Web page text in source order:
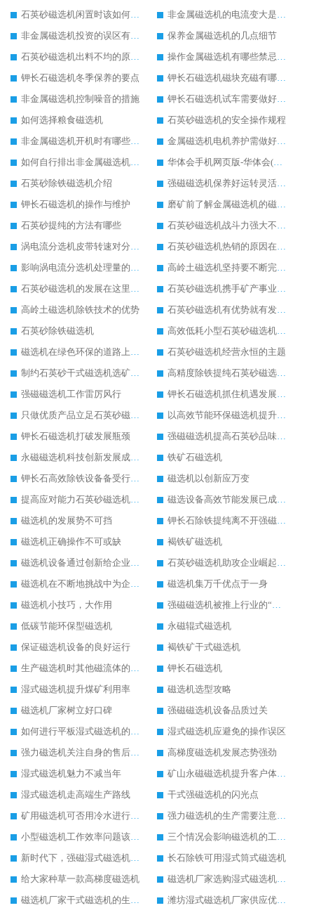
石英砂磁选机闲置时该如何处理
非金属磁选机的电流变大是什么造成
非金属磁选机投资的误区有哪些
保养金属磁选机的几点细节
石英砂磁选机出料不均的原因有哪几点
操作金属磁选机有哪些禁忌事项
钾长石磁选机冬季保养的要点
钾长石磁选机磁块充磁有哪几种常用方法
非金属磁选机控制噪音的措施
钾长石磁选机试车需要做好哪些方面
如何选择粮食磁选机
石英砂磁选机的安全操作规程
非金属磁选机开机时有哪些问题需注意
金属磁选机电机养护需做好哪些工作
如何自行排出非金属磁选机的一些小故障
华体会手机网页版-华体会(中国) 石英砂磁选机成为行业“霸主”
石英砂除铁磁选机介绍
强磁磁选机保养好运转灵活更胜一筹
钾长石磁选机的操作与维护
磨矿前了解金属磁选机的磁选工艺是关键的一步
石英砂提纯的方法有哪些
石英砂磁选机战斗力强大不可忽视
涡电流分选机皮带转速对分选率会产生什么影响?
石英砂磁选机热销的原因在于技术的升级化
影响涡电流分选机处理量的4大要素是什么吗?
高岭土磁选机坚持要不断完善自身发展（一）
石英砂磁选机的发展在这里起航
石英砂磁选机携手矿产事业再掀选矿浪潮
高岭土磁选机除铁技术的优势
石英砂磁选机有优势就有发展权
石英砂除铁磁选机
高效低耗小型石英砂磁选机展现非凡魅力价值
磁选机在绿色环保的道路上如万马奔腾
石英砂磁选机经营永恒的主题
制约石英砂干式磁选机选矿效果的内在因素
高精度除铁提纯石英砂磁选机备受行业青睐
强磁磁选机工作雷厉风行
钾长石磁选机抓住机遇发展“直冲云霄”
只做优质产品立足石英砂磁选机行业顶端
以高效节能环保磁选机提升市场竞争力
钾长石磁选机打破发展瓶颈
强磁磁选机提高石英砂品味的必备品
永磁磁选机科技创新发展成为行业焦点
铁矿石磁选机
钾长石高效除铁设备备受行业瞩目
磁选机以创新应万变
提高应对能力石英砂磁选机大展宏图
磁选设备高效节能发展已成必然
磁选机的发展势不可挡
钾长石除铁提纯离不开强磁磁选机的鼎力相助
磁选机正确操作不可或缺
褐铁矿磁选机
磁选机设备通过创新给企业发展带来春天
石英砂磁选机助攻企业崛起的不二法门
磁选机在不断地挑战中为企业打造锦绣前程
磁选机集万千优点于一身
磁选机小技巧，大作用
强磁磁选机被推上行业的“风口浪尖”
低碳节能环保型磁选机
永磁辊式磁选机
保证磁选机设备的良好运行
褐铁矿干式磁选机
生产磁选机时其他磁流体的生产
钾长石磁选机
湿式磁选机提升煤矿利用率
磁选机选型攻略
磁选机厂家树立好口碑
强磁磁选机设备品质过关
如何进行平板湿式磁选机的磁筒更换
湿式磁选机应避免的操作误区
强力磁选机关注自身的售后服务
高梯度磁选机发展态势强劲
湿式磁选机魅力不减当年
矿山永磁磁选机提升客户体验度
湿式磁选机走高端生产路线
干式强磁选机的闪光点
矿用磁选机可否用冷水进行降温
强力磁选机的生产需要注意安全问题
小型磁选机工作效率问题该如何来处理
三个情况会影响磁选机的工作情况
新时代下，强磁湿式磁选机不断发展
长石除铁可用湿式筒式磁选机
给大家种草一款高梯度磁选机
磁选机厂家选购湿式磁选机三原则
磁选机厂家干式磁选机的生产产量可进一步提升
潍坊湿式磁选机厂家供应优质湿式磁选机